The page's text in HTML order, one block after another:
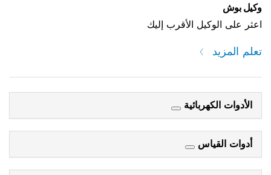
وكيل بوش
اعثر على الوكيل الأقرب إليك
تعلم المزيد
الأدوات الكهربائية
أدوات القياس